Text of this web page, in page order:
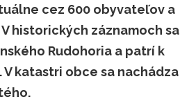
cez 600 obyvateľov a
historických záznamoch sa
Rudohoria a patrí k
katastri obce sa nachádza